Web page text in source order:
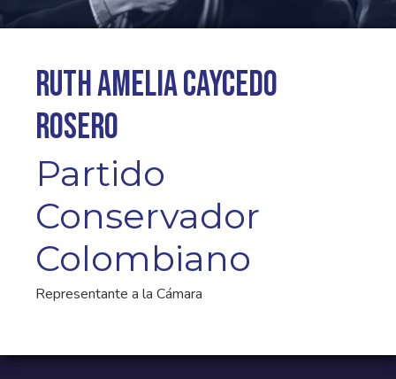
Ruth Amelia Caycedo
Rosero
Partido
Conservador
Colombiano
Representante a la Cámara